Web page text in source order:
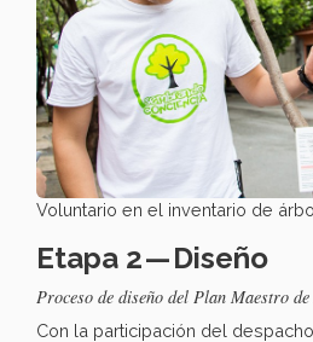
Voluntario en el inventario de
Etapa 2 — Diseño
Proceso de diseño del Plan Maestro
Con la participación del despacho